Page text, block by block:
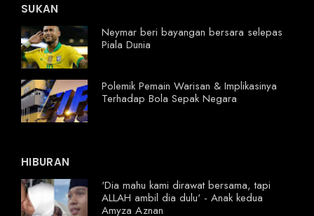
SUKAN
Neymar beri bayangan bersara selepas
Piala Dunia
Polemik Pemain Warisan & Implikasinya
Terhadap Bola Sepak Negara
HIBURAN
'Dia mahu kami dirawat bersama, tapi
ALLAH ambil dia dulu' - Anak kedua
Amyza Aznan